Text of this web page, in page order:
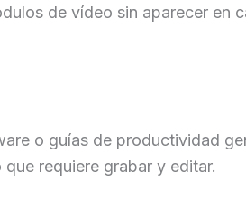
de vídeo sin aparecer en
o guías de productividad
requiere grabar y editar.